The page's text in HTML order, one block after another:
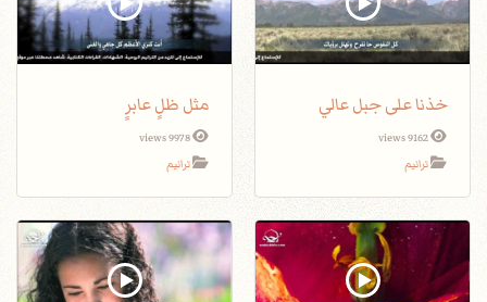
خذنا على جبل عالي
9162 views
ترانيم
مثل ظلٍ عابرٍ
9978 views
ترانيم